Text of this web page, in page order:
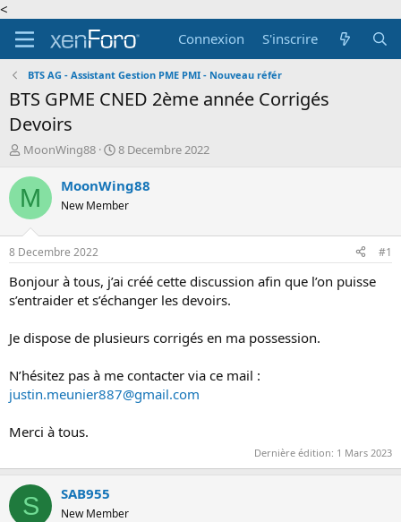
<
Connexion
S'inscrire
BTS AG - Assistant Gestion PME PMI - Nouveau référ
BTS GPME CNED 2ème année Corrigés
Devoirs
A
t
e
r
d
e
l
d
s
u
s
o
MoonWing88
D
t
d
é
b
t
8 Decembre 2022
M MoonWing88
New Member
8 Decembre 2022 #1
Bonjour à tous, j’ai créé cette discussion afin que l’on puisse
s’entraider et s’échanger les devoirs.
Je dispose de plusieurs corrigés en ma possession.
N’hésitez pas à me contacter via ce mail :
justin.meunier887@gmail.com
Merci à tous.
Dernière édition: 1 Mars 2023
S SAB955
New Member